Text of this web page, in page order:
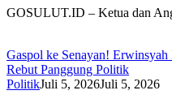
GOSULUT.ID – Ketua dan
Gaspol ke Senayan!
Rebut Panggung Politik
PolitikJuli 5, 2026Juli 5, 2026